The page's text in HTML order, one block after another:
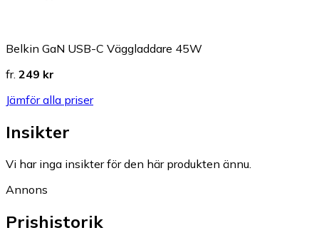
Belkin GaN USB-C Väggladdare 45W
fr. 249 kr
Jämför alla priser
Insikter
Vi har inga insikter för den här produkten ännu.
Annons
Prishistorik